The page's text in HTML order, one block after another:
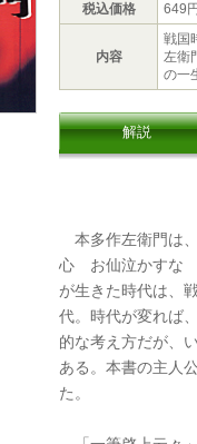
税込価格
649
内容
戦国
左衛
の一
解説
本多作左衛門は
心 お仙泣かすな
が生きた時代は、
代。時代が変れば
的な考え方だが、
ある。本書の主人
た。